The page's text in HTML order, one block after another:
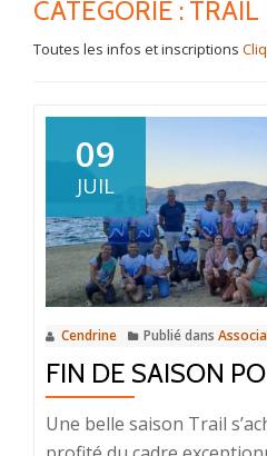
CATÉGORIE : TRAIL
Toutes les infos et inscriptions
09
JUIL
Cendrine Publié dans
FIN DE SAISON
Une belle saison Trail